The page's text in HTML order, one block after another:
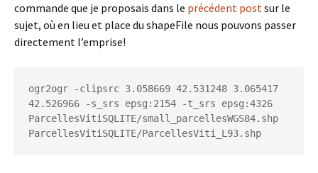
commande que je proposais dans le précédent postsur le
sujet, où en lieu et place du shapeFile nous pouvons passer
directement l’emprise!
ogr2ogr -clipsrc 3.058669 42.531248 3.065417
42.526966 -s_srs epsg:2154 -t_srs epsg:4326
ParcellesVitiSQLITE/small_parcellesWGS84.shp